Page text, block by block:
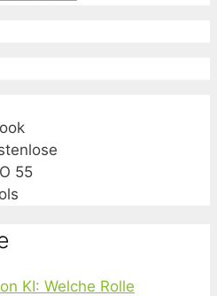
55
KI: Welche Rolle